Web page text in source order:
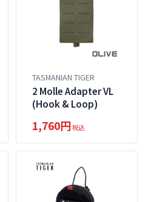
TASMANIAN TIGER
2 Molle Adapter VL
(Hook & Loop)
1,760円税込